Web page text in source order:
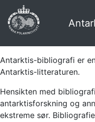
Antarktis-bibliografi er
Antarktis-litteraturen.
Hensikten med
antarktisforskning og
ekstreme sør.